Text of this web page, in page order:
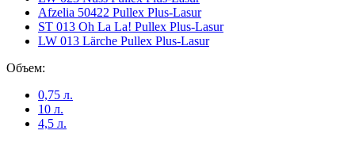
Afzelia 50422 Pullex Plus-Lasur
ST 013 Oh La La! Pullex Plus-Lasur
LW 013 Lärche Pullex Plus-Lasur
Объем:
0,75 л.
10 л.
4,5 л.